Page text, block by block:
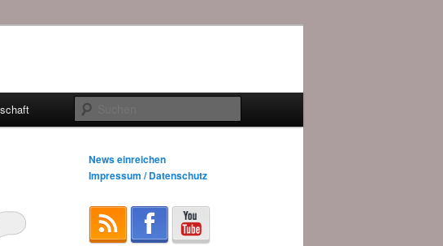
News einreichen
Impressum / Datenschutz